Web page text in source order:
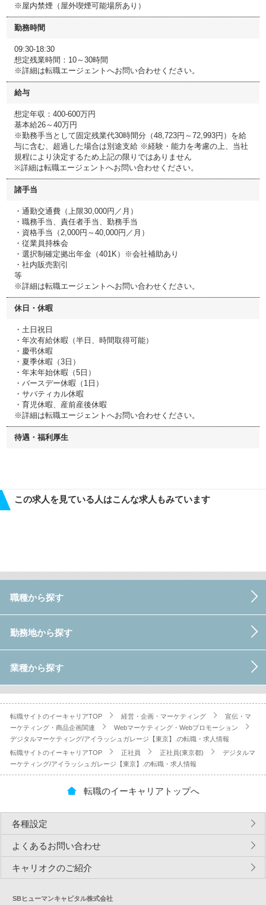
※屋内禁煙（屋外喫煙可能場所あり）
勤務時間
09:30-18:30
想定残業時間：10～30時間
※詳細は転職エージェントへお問い合わせください。
給与
想定年収：400-600万円
基本給26～40万円
※勤務手当として固定残業代30時間分（48,723円～72,993円）を給
与に含む、超過した場合は別途支給 ※経験・能力を考慮の上、当社
規程により決定するため上記の限りではありません
※詳細は転職エージェントへお問い合わせください。
諸手当
・通勤交通費（上限30,000円／月）
・職務手当、責任者手当、勤務手当
・資格手当（2,000円～40,000円／月）
・従業員持株会
・選択制確定拠出年金（401K）※会社補助あり
・社内販売割引
等
※詳細は転職エージェントへお問い合わせください。
休日・休暇
・土日祝日
・年次有給休暇（半日、時間取得可能）
・慶弔休暇
・夏季休暇（3日）
・年末年始休暇（5日）
・バースデー休暇（1日）
・サバティカル休暇
・育児休暇、産前産後休暇
※詳細は転職エージェントへお問い合わせください。
待遇・福利厚生
この求人を見ている人はこんな求人もみています
職種から探す
勤務地から探す
業種から探す
転職サイトのイーキャリアTOP 経営・企画・マーケティング
宣伝・マ
ーケティング・商品企画関連
Webマーケティング・Webプロモーション
デジタルマーケティング/アイラッシュガレージ【東京】.の転職・求人情報
転職サイトのイーキャリアTOP
正社員 正社員(東京都)
デジタルマ
ーケティング/アイラッシュガレージ【東京】.の転職・求人情報
転職のイーキャリアトップへ
各種設定
よくあるお問い合わせ
キャリオクのご紹介
SBヒューマンキャピタル株式会社